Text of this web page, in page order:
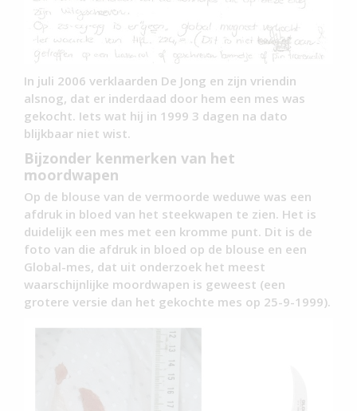
In juli 2006 verklaarden De Jong en zijn vriendin
alsnog, dat er inderdaad door hem een mes was
gekocht. Iets wat hij in 1999 3 dagen na dato
blijkbaar niet wist.
Bijzonder kenmerken van het
moordwapen
Op de blouse van de vermoorde weduwe was een
afdruk in bloed van het steekwapen te zien. Het is
duidelijk een mes met een kromme punt. Dit is de
foto van die afdruk in bloed op de blouse en een
Global-mes, dat uit onderzoek het meest
waarschijnlijke moordwapen is geweest (een
grotere versie dan het gekochte mes op 25-9-1999).